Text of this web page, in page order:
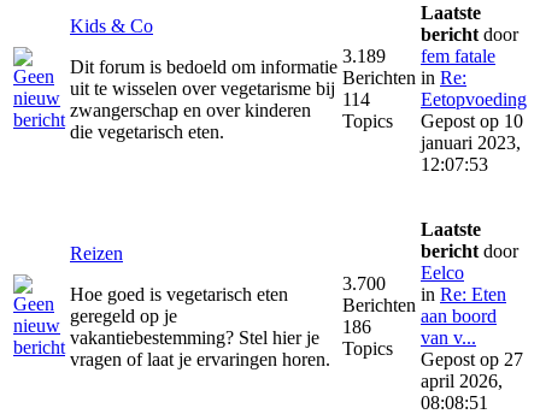
Kids & Co
Dit forum is bedoeld om informatie
uit te wisselen over vegetarisme bij
zwangerschap en over kinderen
die vegetarisch eten.
3.189
Berichten
114
Topics
Laatste
bericht door
fem fatale
in Re:
Eetopvoeding
Gepost op 10
januari 2023,
12:07:53
Reizen
Hoe goed is vegetarisch eten
geregeld op je
vakantiebestemming? Stel hier je
vragen of laat je ervaringen horen.
3.700
Berichten
186
Topics
Laatste
bericht door
Eelco
in Re: Eten
aan boord
van v...
Gepost op 27
april 2026,
08:08:51